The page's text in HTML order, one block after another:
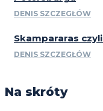
DENIS SZCZEGŁÓW
Skampararas
DENIS SZCZEGŁÓW
Na skróty